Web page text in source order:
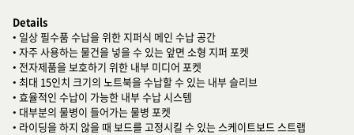
Details
• 일상 필수품 수납을 위한 지퍼식 메인 수납 공간
• 자주 사용하는 물건을 넣을 수 있는 앞면 소형 지퍼 포켓
• 전자제품을 보호하기 위한 내부 미디어 포켓
• 최대 15인치 크기의 노트북을 수납할 수 있는 내부 슬리브
• 효율적인 수납이 가능한 내부 수납 시스템
• 대부분의 물병이 들어가는 물병 포켓
• 라이딩을 하지 않을 때 보드를 고정시킬 수 있는 스케이트보드 스트랩